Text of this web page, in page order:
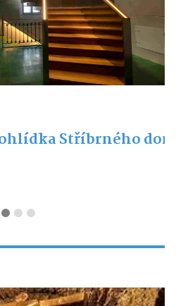
Stříbrného